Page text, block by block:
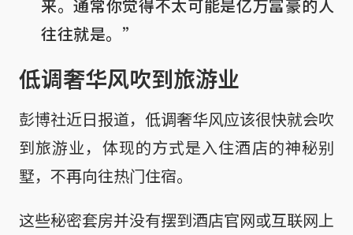
来。通常你觉得不太可能是亿万富豪的人
往往就是。”
低调奢华风吹到旅游业
彭博社近日报道，低调奢华风应该很快就会吹
到旅游业，体现的方式是入住酒店的神秘别
墅，不再向往热门住宿。
这些秘密套房并没有摆到酒店官网或互联网上